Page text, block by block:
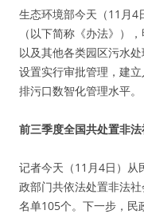
生态环境部今天（11月4
（以下简称《办法》）
以及其他各类园区污水
设置实行审批管理，建
排污口数智化管理水平。
前三季度全国共处置非
记者今天（11月4日）从
政部门共依法处置非法
名单105个。下一步，民